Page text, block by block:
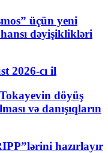
üçün yeni
dəyişiklikləri
2026-cı il
döyüş
və danışıqların
hazırlayır